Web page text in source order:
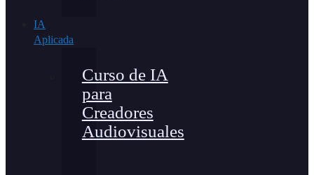
IA
Aplicada
Curso de IA
para
Creadores
Audiovisuales